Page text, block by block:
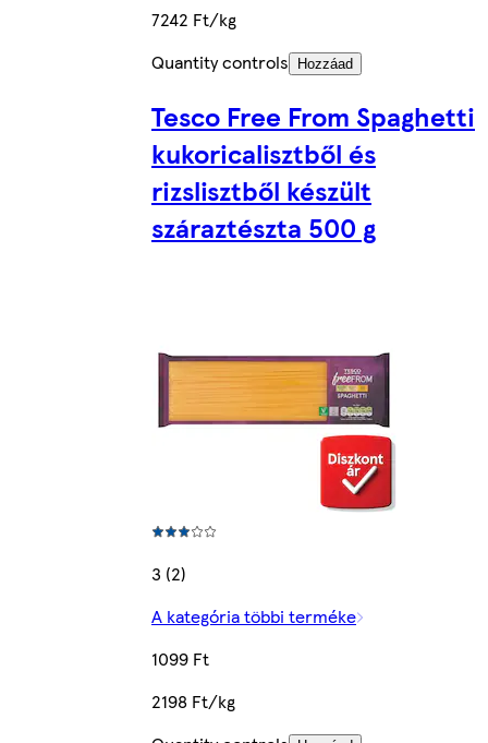
7242 Ft/kg
Quantity controls
Hozzáad
Tesco Free From Spaghetti
kukoricalisztből és
rizslisztből készült
száraztészta 500 g
3 (2)
A kategória többi terméke
1099 Ft
2198 Ft/kg